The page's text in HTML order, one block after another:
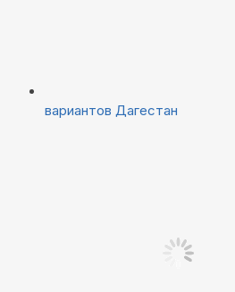
вариантов Дагестан